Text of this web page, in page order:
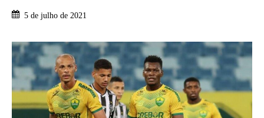
5 de julho de 2021